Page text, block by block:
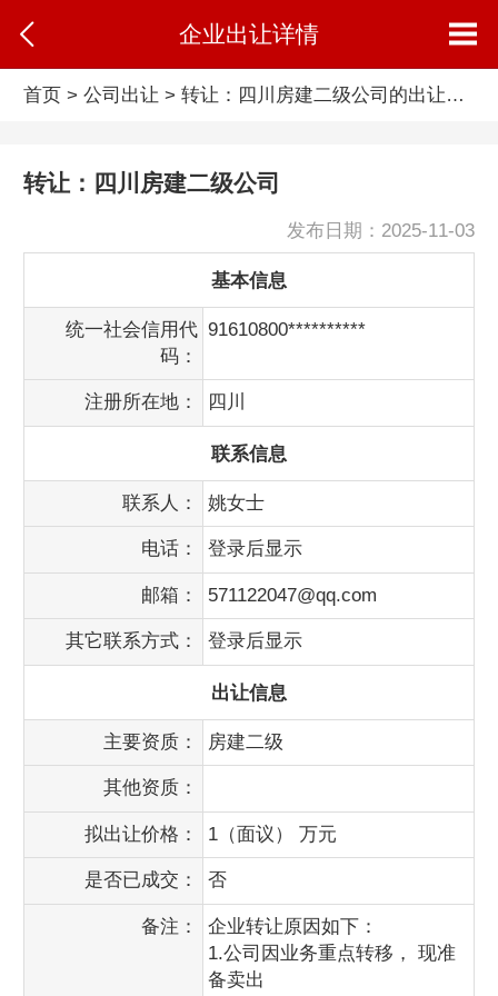
企业出让详情
首页> 公司出让 > 转让：四川房建二级公司的出让信息
转让：四川房建二级公司
发布日期：2025-11-03
基本信息
统一社会信用代
码：
91610800**********
注册所在地： 四川
联系信息
联系人： 姚女士
电话： 登录后显示
邮箱： 571122047@qq.com
其它联系方式： 登录后显示
出让信息
主要资质： 房建二级
其他资质：
拟出让价格： 1（面议） 万元
是否已成交： 否
备注：
企业转让原因如下：
1.公司因业务重点转移， 现准
备卖出